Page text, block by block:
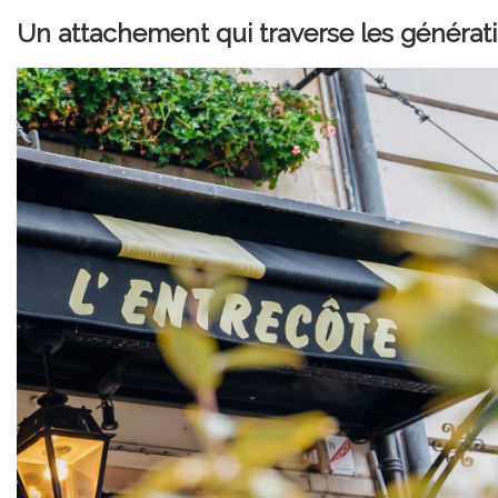
Un attachement qui traverse les